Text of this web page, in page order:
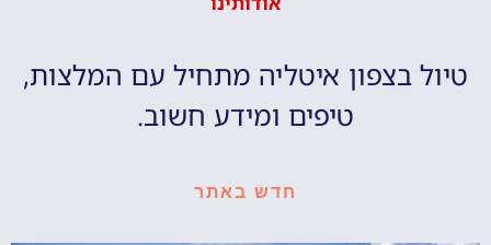
טיול בצפון איטליה מתחיל עם המלצות,
טיפים ומידע חשוב.
חדש באתר